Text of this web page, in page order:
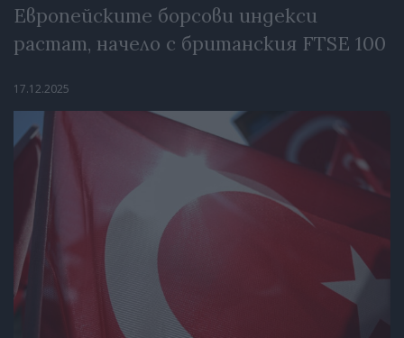
Европейските борсови индекси
растат, начело с британския FTSE 100
17.12.2025